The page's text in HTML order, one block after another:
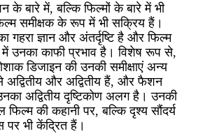
बारे में, बल्कि फिल्मों के बारे में भी
समीक्षक के रूप में भी सक्रिय हैं।
गहरा ज्ञान और अंतर्दृष्टि है और फिल्म
उनका काफी प्रभाव है। विशेष रूप से,
डिजाइन की उनकी समीक्षाएं अन्य
और अद्वितीय हैं, और फैशन
अद्वितीय दृष्टिकोण अलग है। उनकी
की कहानी पर, बल्कि दृश्य सौंदर्य
पर भी केंद्रित हैं।